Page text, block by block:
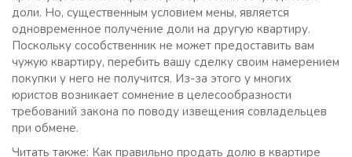
доли. Но, существенным условием мены, является
одновременное получение доли на другую квартиру.
Поскольку сособственник не может предоставить вам
чужую квартиру, перебить вашу сделку своим намерением
покупки у него не получится. Из-за этого у многих
юристов возникает сомнение в целесообразности
требований закона по поводу извещения совладельцев
при обмене.
Читать также: Как правильно продать долю в квартире